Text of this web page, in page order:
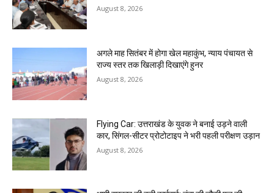
August 8, 2026
अगले माह सितंबर में होगा खेल महाकुंभ, न्याय पंचायत से
राज्य स्तर तक खिलाड़ी दिखाएंगे हुनर
August 8, 2026
Flying Car: उत्तराखंड के युवक ने बनाई उड़ने वाली
कार, सिंगल-सीटर प्रोटोटाइप ने भरी पहली परीक्षण उड़ान
August 8, 2026